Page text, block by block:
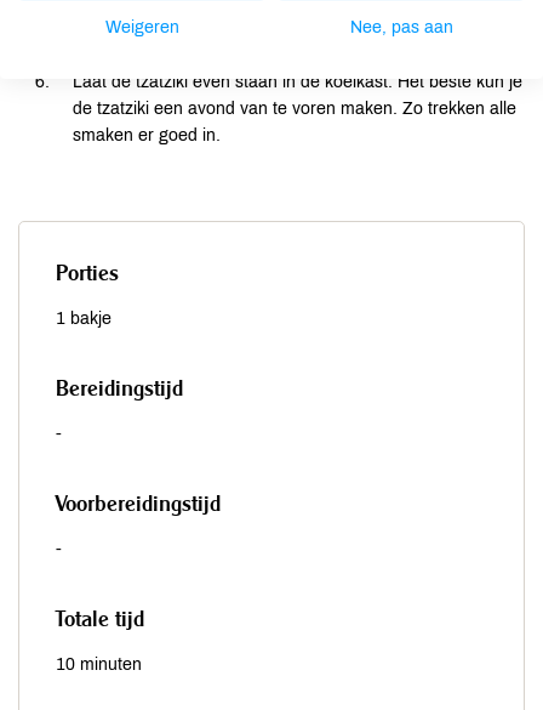
de pitjes) en als laatste meng je de komkommer door het
yoghurtmengsel. Voeg naar smaak zout en peper toe.
Laat de tzatziki even staan in de koelkast. Het beste kun je
de tzatziki een avond van te voren maken. Zo trekken alle
smaken er goed in.
Porties
1 bakje
Bereidingstijd
-
Voorbereidingstijd
-
Totale tijd
10 minuten
Weigeren Nee, pas aan